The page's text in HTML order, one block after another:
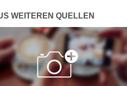
WEITEREN QUELLEN